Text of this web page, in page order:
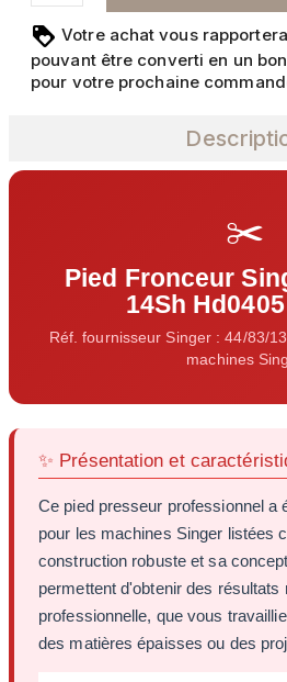
Votre achat vous rapportera
pouvant être converti en un
pour votre prochaine
✂️
Pied Fronceur
14Sh
Réf. fournisseur Singer : 44/83/
machines
✨ Présentation et
Ce pied presseur professionnel a
pour les machines Singer listées
construction robuste et sa
permettent d'obtenir des résultats
professionnelle, que vous
des matières épaisses ou des